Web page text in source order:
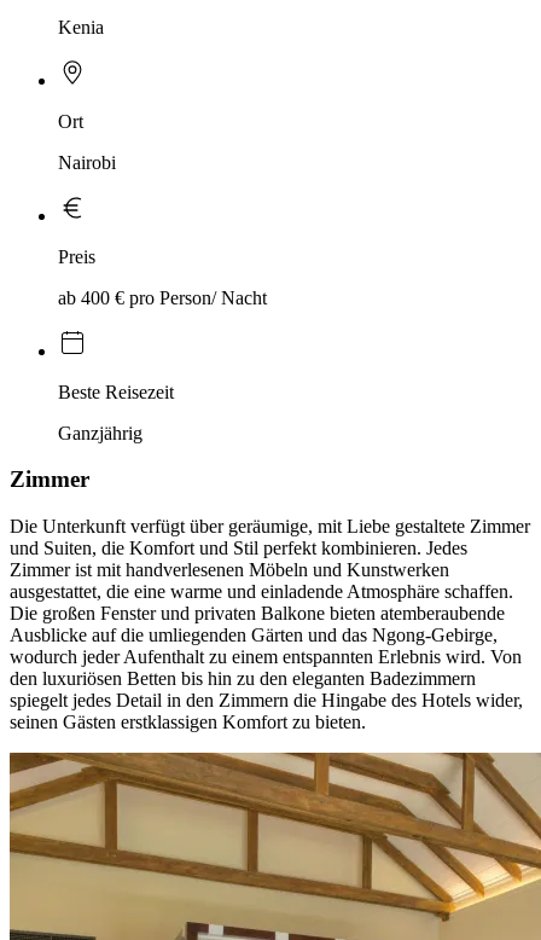
Kenia
Ort
Nairobi
Preis
ab 400 € pro Person/ Nacht
Beste Reisezeit
Ganzjährig
Zimmer
Die Unterkunft verfügt über geräumige, mit Liebe gestaltete Zimmer
und Suiten, die Komfort und Stil perfekt kombinieren. Jedes
Zimmer ist mit handverlesenen Möbeln und Kunstwerken
ausgestattet, die eine warme und einladende Atmosphäre schaffen.
Die großen Fenster und privaten Balkone bieten atemberaubende
Ausblicke auf die umliegenden Gärten und das Ngong-Gebirge,
wodurch jeder Aufenthalt zu einem entspannten Erlebnis wird. Von
den luxuriösen Betten bis hin zu den eleganten Badezimmern
spiegelt jedes Detail in den Zimmern die Hingabe des Hotels wider,
seinen Gästen erstklassigen Komfort zu bieten.